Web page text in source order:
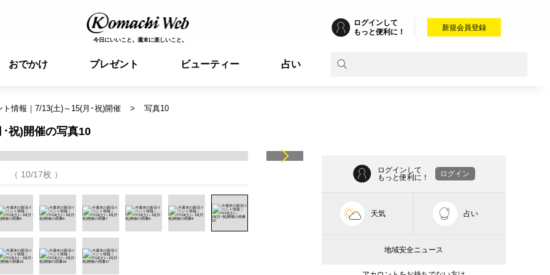
今日にいいこと。週末に楽しいこと。
ログインして
もっと便利に！
新規会員登録
おでかけ プレゼント ビューティー 占い
情報｜7/13(土)～15(月･祝)開催 写真10
祝)開催の写真10
（ 10/17枚 ）
ログインして
もっと便利に！
ログイン
天気 占い
地域安全ニュース